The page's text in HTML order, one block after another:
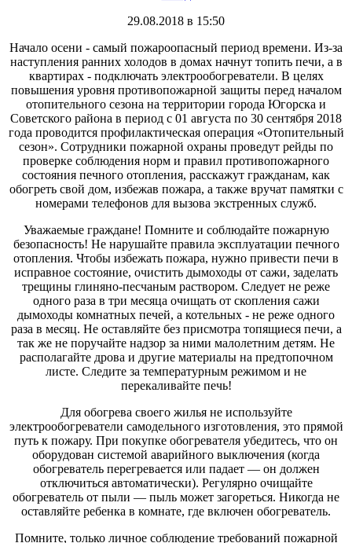
29.08.2018 в 15:50
Начало осени - самый пожароопасный период времени. Из-за
наступления ранних холодов в домах начнут топить печи, а в
квартирах - подключать электрообогреватели. В целях
повышения уровня противопожарной защиты перед началом
отопительного сезона на территории города Югорска и
Советского района в период с 01 августа по 30 сентября 2018
года проводится профилактическая операция «Отопительный
сезон». Сотрудники пожарной охраны проведут рейды по
проверке соблюдения норм и правил противопожарного
состояния печного отопления, расскажут гражданам, как
обогреть свой дом, избежав пожара, а также вручат памятки с
номерами телефонов для вызова экстренных служб.
Уважаемые граждане! Помните и соблюдайте пожарную
безопасность! Не нарушайте правила эксплуатации печного
отопления. Чтобы избежать пожара, нужно привести печи в
исправное состояние, очистить дымоходы от сажи, заделать
трещины глиняно-песчаным раствором. Следует не реже
одного раза в три месяца очищать от скопления сажи
дымоходы комнатных печей, а котельных - не реже одного
раза в месяц. Не оставляйте без присмотра топящиеся печи, а
так же не поручайте надзор за ними малолетним детям. Не
располагайте дрова и другие материалы на предтопочном
листе. Следите за температурным режимом и не
перекаливайте печь!
Для обогрева своего жилья не используйте
электрообогреватели самодельного изготовления, это прямой
путь к пожару. При покупке обогревателя убедитесь, что он
оборудован системой аварийного выключения (когда
обогреватель перегревается или падает — он должен
отключиться автоматически). Регулярно очищайте
обогреватель от пыли — пыль может загореться. Никогда не
оставляйте ребенка в комнате, где включен обогреватель.
Помните, только личное соблюдение требований пожарной